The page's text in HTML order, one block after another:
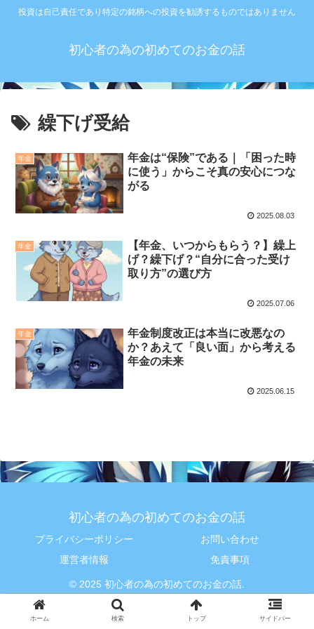
投資は自己責任であり特定の銘柄への投資を勧誘するものではありません
初心者の為の初めてのお金の話
繰下げ受給
年金
年金は“保険”である｜「困った時
に使う」からこそ真の安心につな
がる
2025.08.03
年金
【年金、いつからもらう？】繰上
げ？繰下げ？“自分に合った受け
取り方”の選び方
2025.07.06
年金
年金制度改正は本当に改悪なの
か？あえて「良い面」から考える
年金の未来
2025.06.15
初心者の為の初めてのお金の話
プライバシーポリシー
お問い合わせ
運営者情報
免責事項
© 2025 初心者の為の初めてのお金の話.
ホーム 検索 トップ サイドバー